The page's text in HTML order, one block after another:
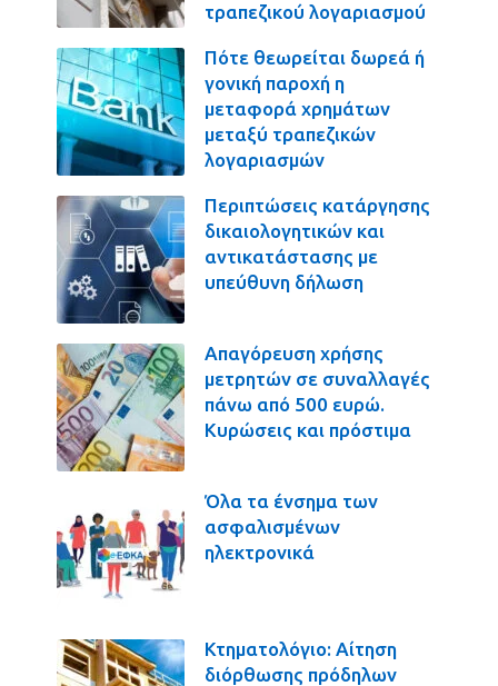
τραπεζικού λογαριασμού
Πότε θεωρείται δωρεά ή
γονική παροχή η
μεταφορά χρημάτων
μεταξύ τραπεζικών
λογαριασμών
Περιπτώσεις κατάργησης
δικαιολογητικών και
αντικατάστασης με
υπεύθυνη δήλωση
Απαγόρευση χρήσης
μετρητών σε συναλλαγές
πάνω από 500 ευρώ.
Κυρώσεις και πρόστιμα
Όλα τα ένσημα των
ασφαλισμένων
ηλεκτρονικά
Κτηματολόγιο: Αίτηση
διόρθωσης πρόδηλων